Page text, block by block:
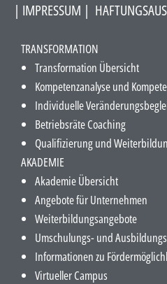
| IMPRESSUM |
TRANSFORMATION
Transformation Übersicht
Kompetenzanalyse und
Individuelle
Betriebsräte Coaching
Qualifizierung und
AKADEMIE
Akademie Übersicht
Angebote für Unternehmen
Weiterbildungsangebote
Umschulungs- und
Informationen zu
Virtueller Campus